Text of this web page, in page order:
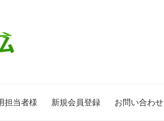
担当者様 新規会員登録 お問い合わせ